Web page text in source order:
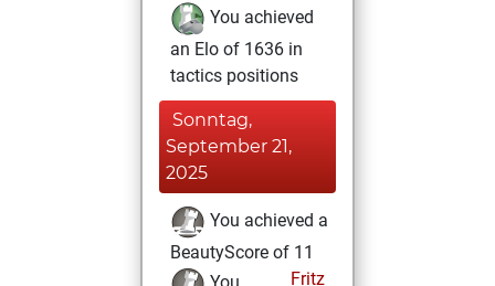
You achieved
an Elo of 1636 in
tactics positions
Sonntag,
September 21,
2025
You achieved a
BeautyScore of 11
Fritz